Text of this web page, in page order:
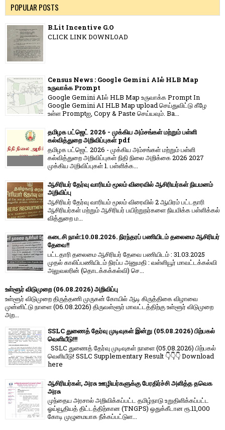
POPULAR POSTS
B.Lit Incentive G.O
CLICK LINK DOWNLOAD
Census News : Google Gemini AIல் HLB Map
உருவாக்க Prompt
Google Gemini AIல் HLB Map உருவாக்க Prompt In
Google Gemini AI HLB Map upload செய்துவிட்டு கீழே
உள்ள Promptஐ, Copy & Paste செய்யவும். Ba...
தமிழக பட்ஜெட் 2026 - முக்கிய அம்சங்கள் மற்றும் பள்ளி
கல்வித்துறை அறிவிப்புகள் pdf
தமிழக பட்ஜெட் 2026 - முக்கிய அம்சங்கள் மற்றும் பள்ளி
கல்வித்துறை அறிவிப்புகள் நிதி நிலை அறிக்கை 2026 2027
முக்கிய அறிவிப்புகள் 1. பள்ளிக்க...
ஆசிரியர் தேர்வு வாரியம் மூலம் விரைவில் ஆசிரியர்கள் நியமனம்
அறிவிப்பு
ஆசிரியர் தேர்வு வாரி​யம் மூலம் விரை​வில் 2 ஆயிரம் பட்​ட​தாரி
ஆசிரியர்​கள் மற்​றும் ஆசிரியர் பயிற்றுநர்​களை நியமிக்க பள்​ளிக்​கல்​
வித்​துறை ம...
கடைசி நாள்:10.08.2026. நிரந்தரப் பணியிடம் தலைமை ஆசிரியர்
தேவை!!
பட்டதாரி தலைமை ஆசிரியர் தேவை பணியிடம் : 31.03.2025
முதல் காலிப்பணியிடம் நிரப்ப அனுமதி : வள்ளியூர் மாவட்டக்கல்வி
அலுவலரின் (தொடக்கக்கல்வி) செ...
உள்ளூர் விடுமுறை (06.08.2026) அறிவிப்பு
உள்ளூர் விடுமுறை திருத்தணி முருகன் கோயில் ஆடி கிருத்திகை விழாவை
முன்னிட்டு நாளை (06.08.2026) திருவள்ளூர் மாவட்டத்திற்கு உள்ளூர் விடுமுறை
அற...
SSLC துணைத் தேர்வு முடிவுகள் இன்று (05.08.2026) பிற்பகல்
வெளியீடு!!!
SSLC துணைத் தேர்வு முடிவுகள் நாளை (05.08.2026) பிற்பகல்
வெளியீடு! SSLC Supplementary Result 👇👇👇 Download
here
ஆசிரியர்கள், அரசு ஊழியர்களுக்கு பேரதிர்ச்சி அளித்த தவெக
அரசு
முந்தைய அரசால் அறிவிக்கப்பட்ட தமிழ்நாடு உறுதிளிக்கப்பட்ட
ஓய்வூதியத் திட்டத்திற்கான (TNGPS) ஒதுக்கீடான ரூ.11,000
கோடி முழுமையாக நீக்கப்பட்டுள...